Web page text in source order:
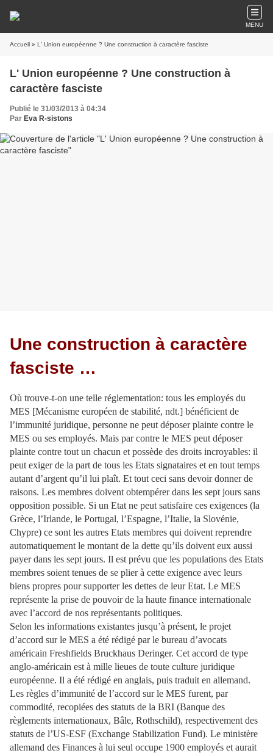
MENU
Accueil » L' Union européenne ? Une construction à caractère fasciste
L' Union européenne ? Une construction à
caractère fasciste
Publié le 31/03/2013 à 04:34
Par Eva R-sistons
Une construction à caractère
fasciste …
Où trouve-t-on une telle réglementation: tous les employés du
MES [Mécanisme européen de stabilité, ndt.] bénéficient de
l’immunité juridique, personne ne peut déposer plainte contre le
MES ou ses employés. Mais par contre le MES peut déposer
plainte contre tout un chacun et possède des droits incroyables: il
peut exiger de la part de tous les Etats signataires et en tout temps
autant d’argent qu’il lui plaît. Et tout ceci sans devoir donner de
raisons. Les membres doivent obtempérer dans les sept jours sans
opposition possible. Si un Etat ne peut satisfaire ces exigences (la
Grèce, l’Irlande, le Portugal, l’Espagne, l’Italie, la Slovénie,
Chypre) ce sont les autres Etats membres qui doivent reprendre
automatiquement le montant de la dette qu’ils doivent eux aussi
payer dans les sept jours. Il est prévu que les populations des Etats
membres soient tenues de se plier à cette exigence avec leurs
biens propres pour supporter les dettes de leur Etat. Le MES
représente la prise de pouvoir de la haute finance internationale
avec l’accord de nos représentants politiques.
Selon les informations existantes jusqu’à présent, le projet
d’accord sur le MES a été rédigé par le bureau d’avocats
américain Fresh­fields Bruckhaus Deringer. Cet accord de type
anglo-américain est à mille lieues de toute culture juridique
européenne. Il a été rédigé en anglais, puis traduit en allemand.
Les règles d’immunité de l’accord sur le MES furent, par
commodité, recopiées des statuts de la BRI (Banque des
règlements internationaux, Bâle, Rothschild), respectivement des
statuts de l’US-ESF (Exchange Stabilization Fund). Le ministère
allemand des Finances à lui seul occupe 1900 employés et aurait